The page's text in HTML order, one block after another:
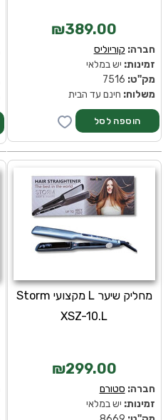
₪389.00
חברה: קוריוליס
זמינות: יש במלאי
מק''ט:
משלוח: חינם עד הבית
מחליק שיער L מקצועי Storm
XSZ-10.L
₪299.00
חברה: סטורם
זמינות: יש במלאי